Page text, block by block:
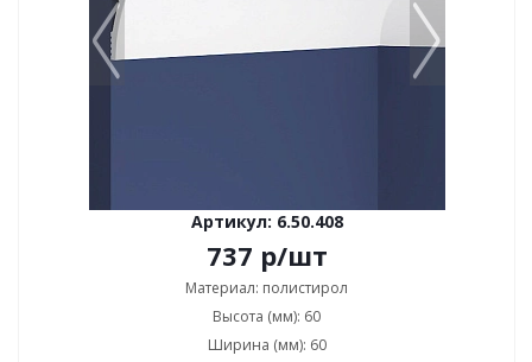
Артикул: 6.50.408
737 р/шт
Материал: полистирол
Высота (мм): 60
Ширина (мм): 60